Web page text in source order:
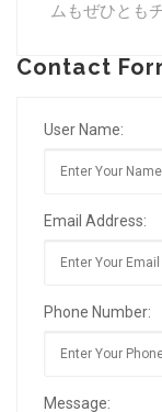
ムもぜひとも
Contact
User Name:
Email Address:
Phone Number:
Message: